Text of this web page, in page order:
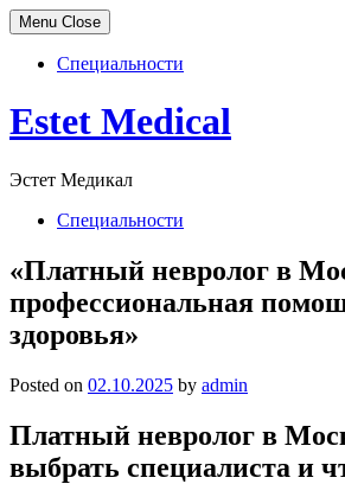
Menu Close
Специальности
Skip
to
Estet Medical
Эстет Медикал
Специальности
«Платный невролог в
профессиональная
здоровья»
Posted on 02.10.2025 by admin
Платный невролог в
выбрать специалиста и